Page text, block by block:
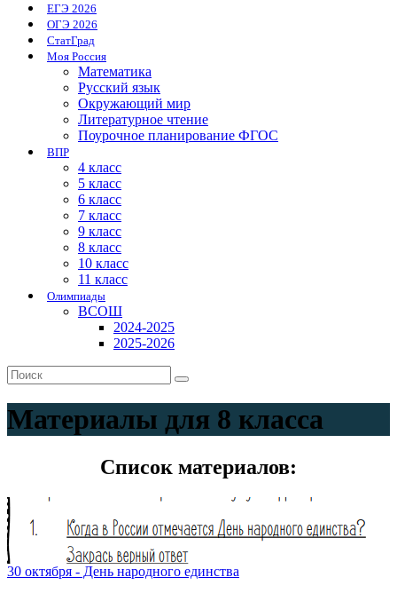
ЕГЭ 2026
ОГЭ 2026
СтатГрад
Моя Россия
Математика
Русский язык
Окружающий мир
Литературное чтение
Поурочное планирование ФГОС
ВПР
4 класс
5 класс
6 класс
7 класс
9 класс
8 класс
10 класс
11 класс
Олимпиады
ВСОШ
2024-2025
2025-2026
Материалы для 8 класса
Список материалов:
30 октября - День народного единства